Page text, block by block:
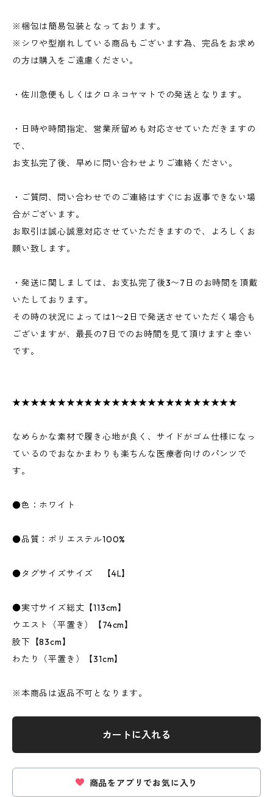
※梱包は簡易包装となっております。
※シワや型崩れしている商品もございます為、完品をお求め
の方は購入をご遠慮ください。
・佐川急便もしくはクロネコヤマトでの発送となります。
・日時や時間指定、営業所留めも対応させていただきますの
で、
お支払完了後、早めに問い合わせよりご連絡ください。
・ご質問、問い合わせでのご連絡はすぐにお返事できない場
合がございます。
お取引は誠心誠意対応させていただきますので、よろしくお
願い致します。
・発送に関しましては、お支払完了後3〜7日のお時間を頂戴
いたしております。
その時の状況によっては1〜2日で発送させていただく場合も
ございますが、最長の7日でのお時間を見て頂けますと幸い
です。
★★★★★★★★★★★★★★★★★★★★★★★★★
なめらかな素材で履き心地が良く、サイドがゴム仕様になっ
ているのでおなかまわりも楽ちんな医療者向けのパンツで
す。
●色：ホワイト
●品質：ポリエステル100%
●タグサイズサイズ 【4L】
●実寸サイズ総丈【113cm】
ウエスト（平置き）【74cm】
股下【83cm】
わたり（平置き）【31cm】
※本商品は返品不可となります。
カートに入れる
商品をアプリでお気に入り